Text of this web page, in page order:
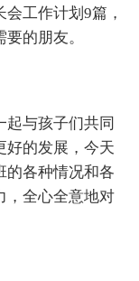
工作计划9篇，
的朋友。
起与孩子们共同
好的发展，今天
的各种情况和各
，全心全意地对